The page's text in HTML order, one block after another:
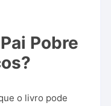
Pobre
o livro pode